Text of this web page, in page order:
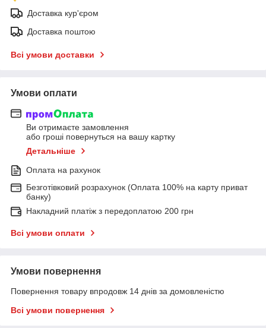
Доставка кур'єром
Доставка поштою
Всі умови доставки
Умови оплати
Ви отримаєте замовлення
або гроші повернуться на вашу картку
Детальніше
Оплата на рахунок
Безготівковий розрахунок (Оплата 100% на карту приват
банку)
Накладний платіж з передоплатою 200 грн
Всі умови оплати
Умови повернення
Повернення товару впродовж 14 днів за домовленістю
Всі умови повернення